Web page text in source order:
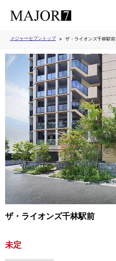
メジャーセブントップ ザ・ライオンズ千林駅前
ザ・ライオンズ千林駅前
未定